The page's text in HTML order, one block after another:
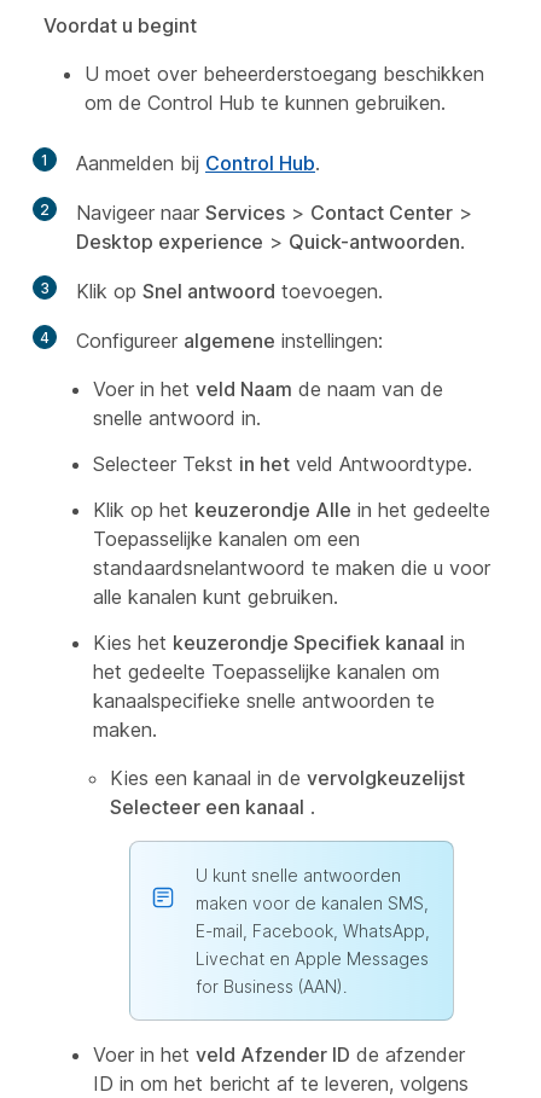
Voordat u begint
U moet over beheerderstoegang beschikken
om de Control Hub te kunnen gebruiken.
1 Aanmelden bij Control Hub.
2 Navigeer naar Services > Contact Center >
Desktop experience > Quick-antwoorden.
3 Klik op Snel antwoord toevoegen.
4 Configureer algemene instellingen:
Voer in het veld Naam de naam van de
snelle antwoord in.
Selecteer Tekst in het veld Antwoordtype.
Klik op het keuzerondje Alle in het gedeelte
Toepasselijke kanalen om een
standaardsnelantwoord te maken die u voor
alle kanalen kunt gebruiken.
Kies het keuzerondje Specifiek kanaal in
het gedeelte Toepasselijke kanalen om
kanaalspecifieke snelle antwoorden te
maken.
Kies een kanaal in de vervolgkeuzelijst
Selecteer een kanaal .
U kunt snelle antwoorden
maken voor de kanalen SMS,
E-mail, Facebook, WhatsApp,
Livechat en Apple Messages
for Business (AAN).
Voer in het veld Afzender ID de afzender
ID in om het bericht af te leveren, volgens